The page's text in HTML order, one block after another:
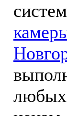
любых